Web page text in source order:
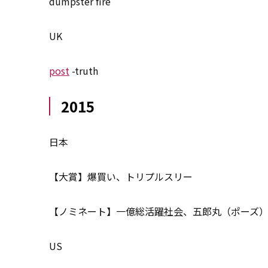
UK
post -truth
2015
日本
【大賞】爆買い、トリプルスリー
【ノミネート】一億総活躍社会、五郎丸（ポーズ
US